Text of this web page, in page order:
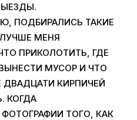
.
ПОДБИРАЛИСЬ ТАКИЕ
МЕНЯ
ПРИКОЛОТИТЬ ГДЕ
МУСОР И ЧТО
КИРПИЧЕЙ
. КОГДА
ТОГО КАК